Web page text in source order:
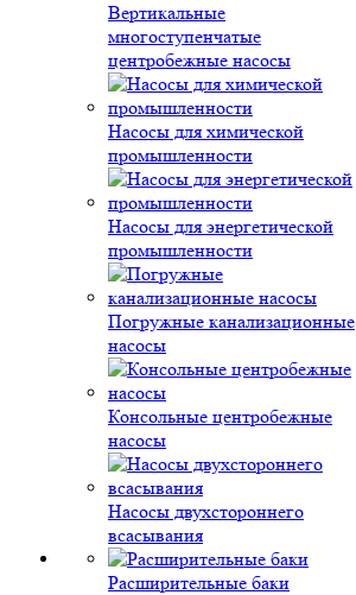
Вертикальные
многоступенчатые
центробежные насосы
Насосы для химической
промышленности
Насосы для энергетической
промышленности
Погружные канализационные
насосы
Консольные центробежные
насосы
Насосы двухстороннего
всасывания
Расширительные баки